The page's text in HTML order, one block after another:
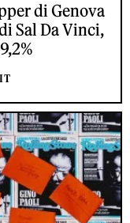
di Genova
Sal Da Vinci,